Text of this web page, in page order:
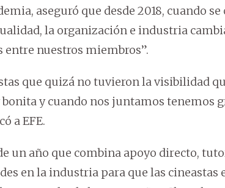
aseguró que desde 2018, cuando
la organización e industria
entre nuestros miembros”.
que quizá no tuvieron la visibilidad
y cuando nos juntamos tenemos
a EFE.
un año que combina apoyo directo,
en la industria para que las cineastas